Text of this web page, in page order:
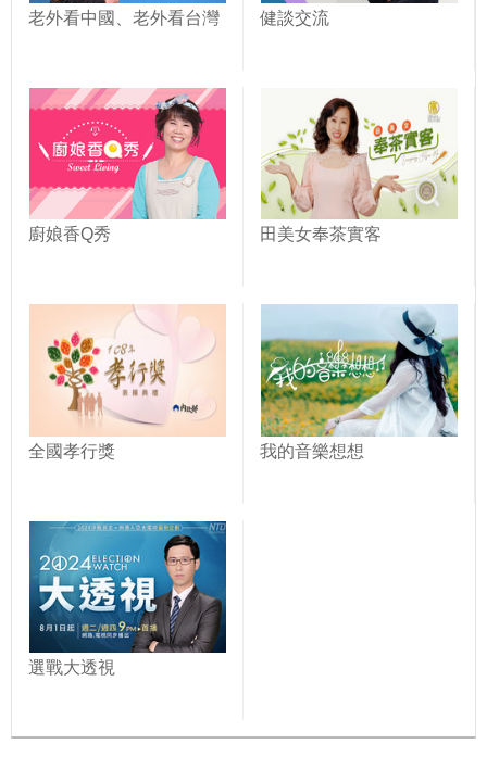
老外看中國、老外看台灣 健談交流
廚娘香Q秀 田美女奉茶實客
全國孝行獎 我的音樂想想
選戰大透視